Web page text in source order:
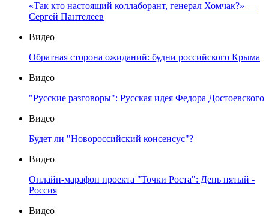
«Так кто настоящий коллаборант, генерал Хомчак?» —
Сергей Пантелеев
Видео
Обратная сторона ожиданий: будни российского Крыма
Видео
"Русские разговоры": Русская идея Федора Достоевского
Видео
Будет ли "Новороссийский консенсус"?
Видео
Онлайн-марафон проекта "Точки Роста": День пятый -
Россия
Видео